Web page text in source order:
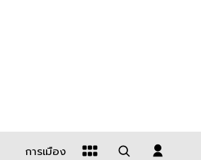
การเมือง